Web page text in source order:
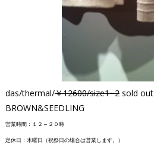
das/thermal/￥12600/size1~2sold out
BROWN&SEEDLING
営業時間：１２～２０時
定休日：木曜日（祝祭日の場合は営業します。）